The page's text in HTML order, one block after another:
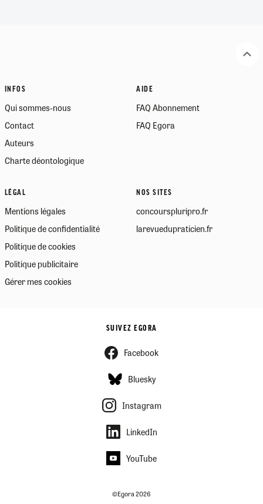
INFOS
Qui sommes-nous
Contact
Auteurs
Charte déontologique
AIDE
FAQ Abonnement
FAQ Egora
LÉGAL
Mentions légales
Politique de confidentialité
Politique de cookies
Politique publicitaire
Gérer mes cookies
NOS SITES
concourspluripro.fr
larevuedupraticien.fr
SUIVEZ EGORA
Facebook
Bluesky
Instagram
LinkedIn
YouTube
©Egora 2026